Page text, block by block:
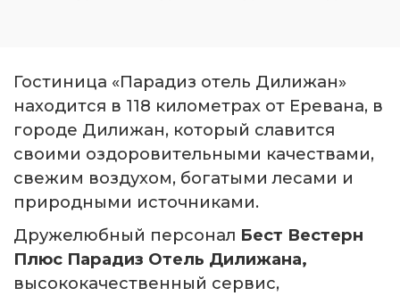
Гостиница «Парадиз отель Дилижан»
находится в 118 километрах от Еревана, в
городе Дилижан, который славится
своими оздоровительными качествами,
свежим воздухом, богатыми лесами и
природными источниками.
Дружелюбный персонал Бест Вестерн
Плюс Парадиз Отель Дилижана,
высококачественный сервис,